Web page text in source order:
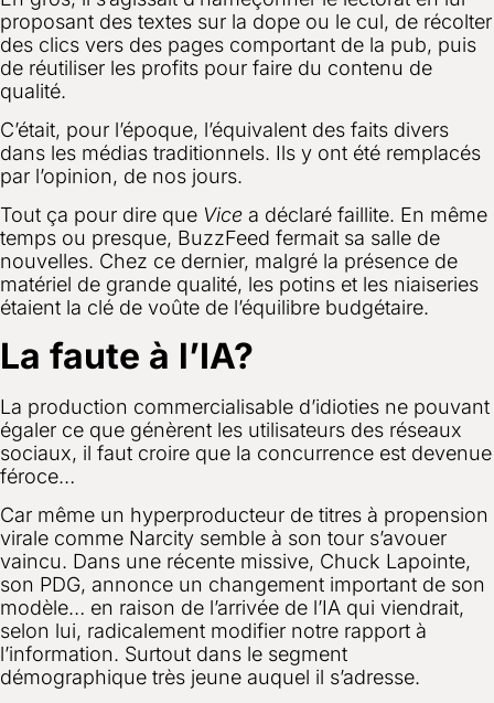
proposant des textes sur la dope ou le cul, de récolter
des clics vers des pages comportant de la pub, puis
de réutiliser les profits pour faire du contenu de
qualité.
C’était, pour l’époque, l’équivalent des faits divers
dans les médias traditionnels. Ils y ont été remplacés
par l’opinion, de nos jours.
Tout ça pour dire que Vice a déclaré faillite. En même
temps ou presque, BuzzFeed fermait sa salle de
nouvelles. Chez ce dernier, malgré la présence de
matériel de grande qualité, les potins et les niaiseries
étaient la clé de voûte de l’équilibre budgétaire.
La faute à l’IA?
La production commercialisable d’idioties ne pouvant
égaler ce que génèrent les utilisateurs des réseaux
sociaux, il faut croire que la concurrence est devenue
féroce…
Car même un hyperproducteur de titres à propension
virale comme Narcity semble à son tour s’avouer
vaincu. Dans une récente missive, Chuck Lapointe,
son PDG, annonce un changement important de son
modèle… en raison de l’arrivée de l’IA qui viendrait,
selon lui, radicalement modifier notre rapport à
l’information. Surtout dans le segment
démographique très jeune auquel il s’adresse.